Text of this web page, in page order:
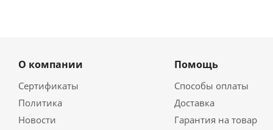
О компании
Сертификаты
Политика
Новости
Помощь
Способы оплаты
Доставка
Гарантия на товар